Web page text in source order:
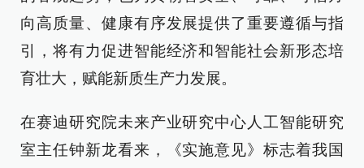
向高质量、健康有序发展提供了重要遵循与指
引，将有力促进智能经济和智能社会新形态培
育壮大，赋能新质生产力发展。
在赛迪研究院未来产业研究中心人工智能研究
室主任钟新龙看来，《实施意见》标志着我国